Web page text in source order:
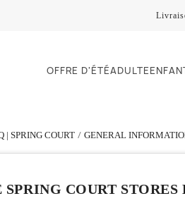
OFFRE D'ÉTÉADULTE
| SPRING COURT GENERAL
COURT STORES